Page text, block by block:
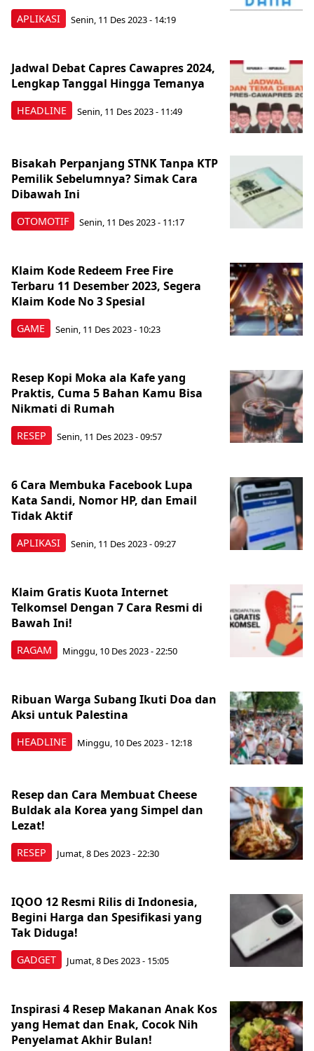
APLIKASI Senin, 11 Des 2023 - 14:19
HEADLINE
Jadwal Debat Capres Cawapres 2024,
Lengkap Tanggal Hingga Temanya
Senin, 11 Des 2023 - 11:49
OTOMOTIF
Bisakah Perpanjang STNK Tanpa KTP
Pemilik Sebelumnya? Simak Cara
Dibawah Ini
Senin, 11 Des 2023 - 11:17
GAME
Klaim Kode Redeem Free Fire
Terbaru 11 Desember 2023, Segera
Klaim Kode No 3 Spesial
Senin, 11 Des 2023 - 10:23
RESEP
Resep Kopi Moka ala Kafe yang
Praktis, Cuma 5 Bahan Kamu Bisa
Nikmati di Rumah
Senin, 11 Des 2023 - 09:57
APLIKASI
6 Cara Membuka Facebook Lupa
Kata Sandi, Nomor HP, dan Email
Tidak Aktif
Senin, 11 Des 2023 - 09:27
RAGAM
Klaim Gratis Kuota Internet
Telkomsel Dengan 7 Cara Resmi di
Bawah Ini!
Minggu, 10 Des 2023 - 22:50
HEADLINE
Ribuan Warga Subang Ikuti Doa dan
Aksi untuk Palestina
Minggu, 10 Des 2023 - 12:18
RESEP
Resep dan Cara Membuat Cheese
Buldak ala Korea yang Simpel dan
Lezat!
Jumat, 8 Des 2023 - 22:30
GADGET
IQOO 12 Resmi Rilis di Indonesia,
Begini Harga dan Spesifikasi yang
Tak Diduga!
Jumat, 8 Des 2023 - 15:05
Inspirasi 4 Resep Makanan Anak Kos
yang Hemat dan Enak, Cocok Nih
Penyelamat Akhir Bulan!